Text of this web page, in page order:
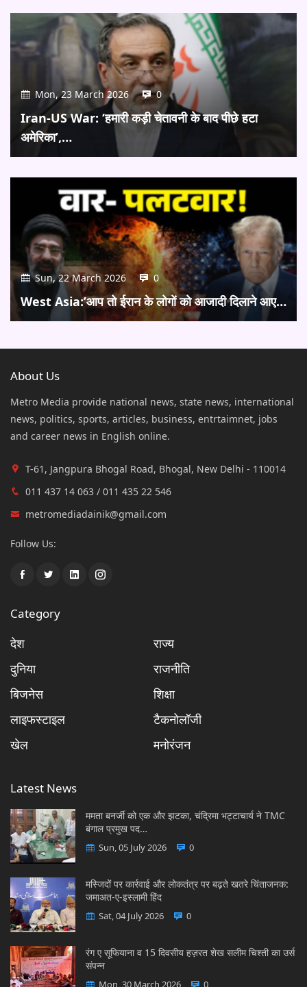
Mon, 23 March 2026 0
Iran-US War: ‘हमारी कड़ी चेतावनी के बाद पीछे हटा
अमेरिका’,…
Sun, 22 March 2026 0
West Asia:’आप तो ईरान के लोगों को आजादी दिलाने आए…
About Us
Metro Media provide national news, state news, international
news, politics, sports, articles, business, entrtaimnet, jobs
and career news in English online.
T-61, Jangpura Bhogal Road, Bhogal, New Delhi - 110014
011 437 14 063 / 011 435 22 546
metromediadainik@gmail.com
Follow Us:
Category
देश
राज्य
दुनिया
राजनीति
बिजनेस
शिक्षा
लाइफस्टाइल
टैकनोलॉजी
खेल
मनोरंजन
Latest News
ममता बनर्जी को एक और झटका, चंद्रिमा भट्टाचार्य ने TMC
बंगाल प्रमुख पद…
Sun, 05 July 2026 0
मस्जिदों पर कार्रवाई और लोकतंत्र पर बढ़ते खतरे चिंताजनक:
जमाअत-ए-इस्लामी हिंद
Sat, 04 July 2026 0
रंग ए सूफियाना व 15 दिवसीय हज़रत शेख सलीम चिश्ती का उर्स
संपन्न
Mon, 30 March 2026 0